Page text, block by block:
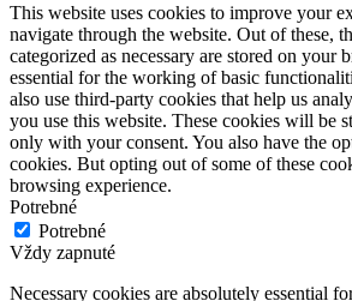
This website uses cookies to improve your
navigate through the website. Out of these,
categorized as necessary are stored on your
essential for the working of basic
also use third-party cookies that help us
you use this website. These cookies will be
only with your consent. You also have the
cookies. But opting out of some of these
browsing experience.
Potrebné
Potrebné
Vždy zapnuté
Necessary cookies are absolutely essential